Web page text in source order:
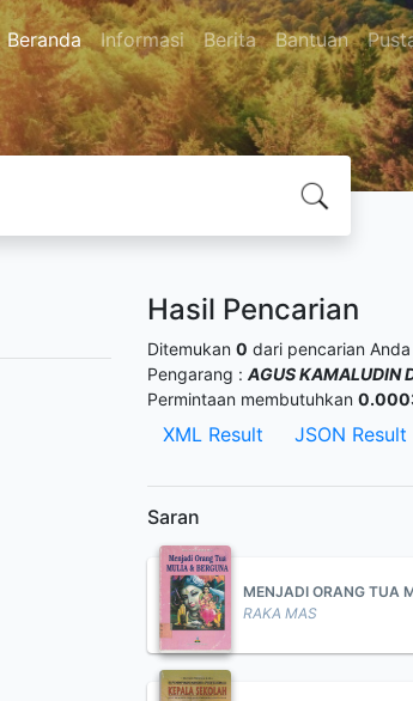
Beranda Informasi Berita Bantuan
Hasil Pencarian
Ditemukan 0 dari pencarian
Pengarang : AGUS KAMALUDIN
Permintaan membutuhkan
XML Result JSON Result
Saran
MENJADI ORANG TUA
RAKA MAS